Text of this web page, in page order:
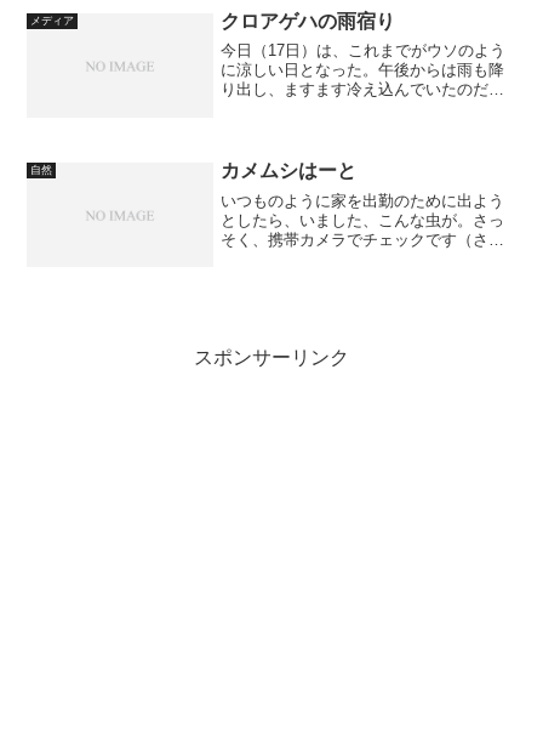
っていきました。長い階段を下りると、
ひときわ大きな木が...
メディア クロアゲハの雨宿り
今日（17日）は、これまでがウソのよう
に涼しい日となった。午後からは雨も降
り出し、ますます冷え込んでいたのだ
ということで訪れたのだろ...
自然 カメムシはーと
いつものように家を出勤のために出よう
としたら、いました、こんな虫が。さっ
そく、携帯カメラでチェックです（さす
スポンサーリンク